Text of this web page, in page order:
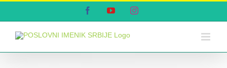
FacebookYouTubeInstagram